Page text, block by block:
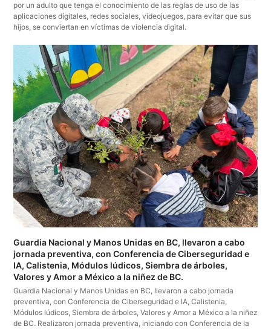
por un adulto que tenga el conocimiento de las reglas de uso de las
aplicaciones digitales, redes sociales, videojuegos, para evitar que sus
hijos, se conviertan en víctimas de violencia digital.
Guardia Nacional y Manos Unidas en BC, llevaron a cabo
jornada preventiva, con Conferencia de Ciberseguridad e
IA, Calistenia, Módulos lúdicos, Siembra de árboles,
Valores y Amor a México a la niñez de BC.
Guardia Nacional y Manos Unidas en BC, llevaron a cabo jornada
preventiva, con Conferencia de Ciberseguridad e IA, Calistenia,
Módulos lúdicos, Siembra de árboles, Valores y Amor a México a la niñez
de BC. Realizaron jornada preventiva, iniciando con Conferencia de la